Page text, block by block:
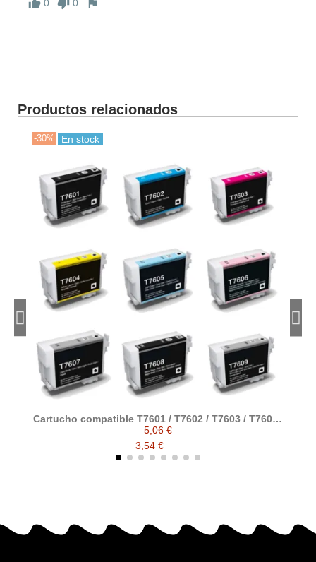
0 0
Productos relacionados
-30% En stock
Cartucho compatible T7601 / T7602 / T7603 / T7604 /
T7605 / T7606 / T7607 / T7608 / T7609 generico a
Epson
5,06 €
3,54 €